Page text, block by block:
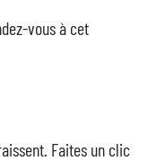
vous à cet
Faites un clic